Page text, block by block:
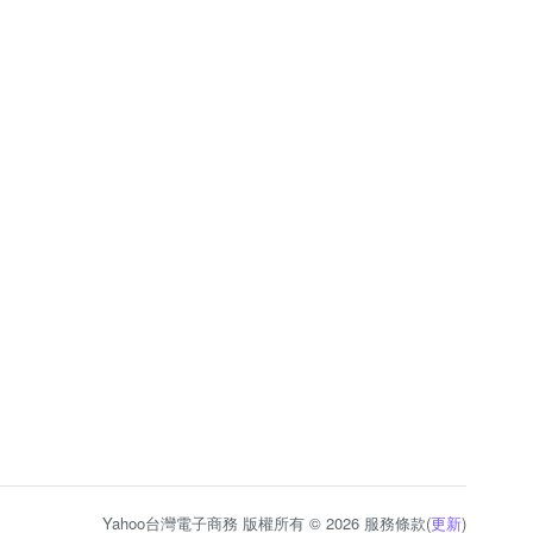
Yahoo台灣電子商務 版權所有 © 2026 服務條款(更新)